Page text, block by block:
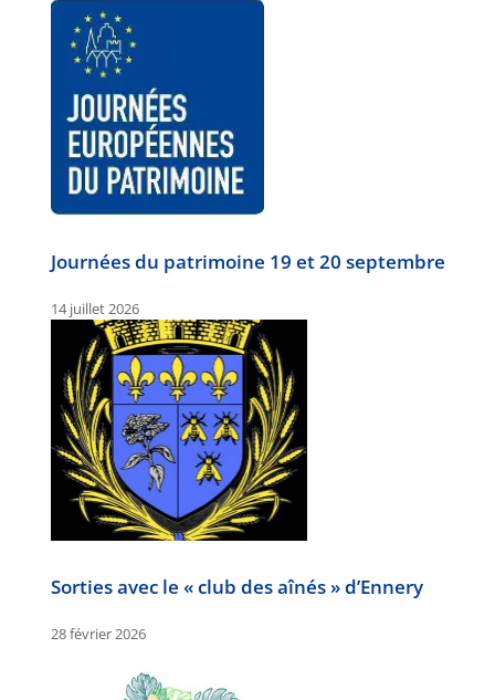
Journées du patrimoine 19 et 20 septembre
14 juillet 2026
Sorties avec le « club des aînés » d’Ennery
28 février 2026